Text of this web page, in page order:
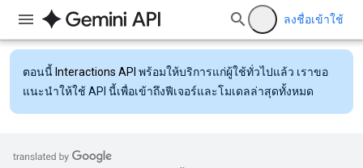
ลงชื่อเข้าใช้
ตอนนี้ Interactions API พร้อมให้บริการแก่ผู้ใช้ทั่วไปแล้ว เราขอ
แนะนำให้ใช้ API นี้เพื่อเข้าถึงฟีเจอร์และโมเดลล่าสุดทั้งหมด